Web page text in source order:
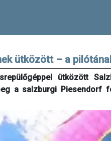
ütközött – a
ütközött
a salzburgi